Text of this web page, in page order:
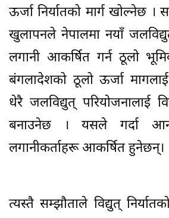
ऊर्जा निर्यातको मार्ग खोल्नेछ ।
खुलापनले नेपालमा नयाँ
लगानी आकर्षित गर्न ठूलो
बंगलादेशको ठूलो ऊर्जा
धेरै जलविद्युत् परियोजनालाई
बनाउनेछ । यसले गर्दा
लगानीकर्ताहरू आकर्षित हुनेछन्।
त्यस्तै सम्झौताले विद्युत्